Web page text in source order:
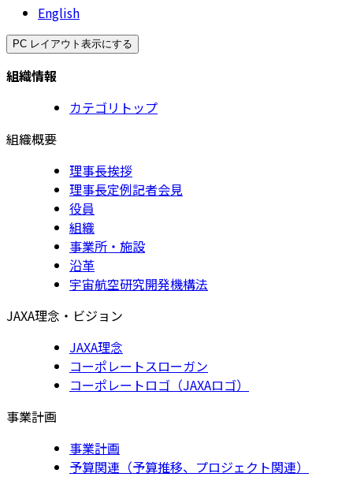
English
PC レイアウト表示にする
組織情報
カテゴリトップ
組織概要
理事長挨拶
理事長定例記者会見
役員
組織
事業所・施設
沿革
宇宙航空研究開発機構法
JAXA理念・ビジョン
JAXA理念
コーポレートスローガン
コーポレートロゴ（JAXAロゴ）
事業計画
事業計画
予算関連（予算推移、プロジェクト関連）